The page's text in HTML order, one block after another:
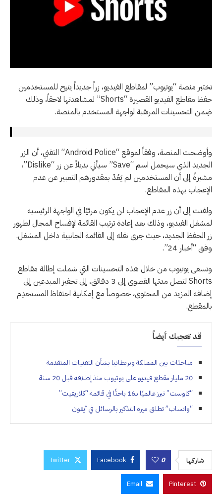
تختبر منصة “يوتيوب” لمقاطع الفيديو، زراً جديداً يتيح للمستخدمين
حفظ مقاطع الفيديو القصيرة “Shorts” لمشاهدتها لاحقاً، وذلك
ضِمن التحسينات المرتقبة لواجهة المستخدم بالمنصة.
وأوضحت المنصة، وفقاً لموقع “Android Police” التقني، أن الزر
الجديد الذي سيحمل اسم “Save” سيأتي بديلاً عن زر “Dislike”،
مشيرةً إلى أن المستخدمين لم يَعُدْ بمقدورهم التعبير عن عدم
الإعجاب بهذه المقاطع.
ولفتت إلى أن زر عدم الإعجاب لن يكون مرئيًا في الواجهة الرئيسية
لمشغل الفيديو، وذلك بعد إعادة ترتيب القائمة لإفساح المجال لظهور
زر الحفظ الجديد، حيث جرى نقله إلى القائمة الجانبية داخل المشغل.
وفق “أخبار 24”.
وتسعى يوتيوب من خلال هذه التحسينات التي شملت إطالة مقاطع
Shorts لتصل مدتها القصوى إلى 3 دقائق، إلى تحفيز المبدعين إلى
إضافة المزيد من المحتوى، خصوصاً مع إمكانية احتفاظ المستخدِم
بالمقطع.
قد تعجبك أيضاً
مباحثات بين المملكة وبريطانيا بشأن التقنيات المتقدمة
20 مليار مقطع فيديو على يوتيوب منذ إطلاقه قبل 20 سنة
“كاوست” تبرز عالميًا بـ16 باحثًا في قائمة “كلاريفيت”
“واتساب” تطلق ميزة التذكير بالرسائل في آيفون
شاركها 0
Facebook
Twitter
Pinterest
Email